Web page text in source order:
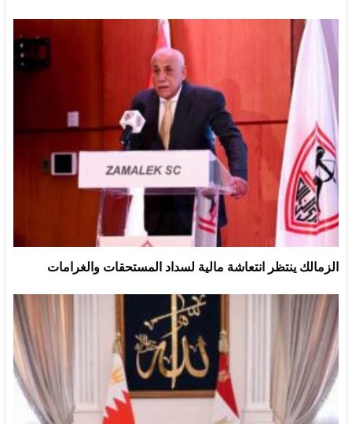
الزمالك ينتظر انتعاشة مالية لسداد المستحقات والغرامات